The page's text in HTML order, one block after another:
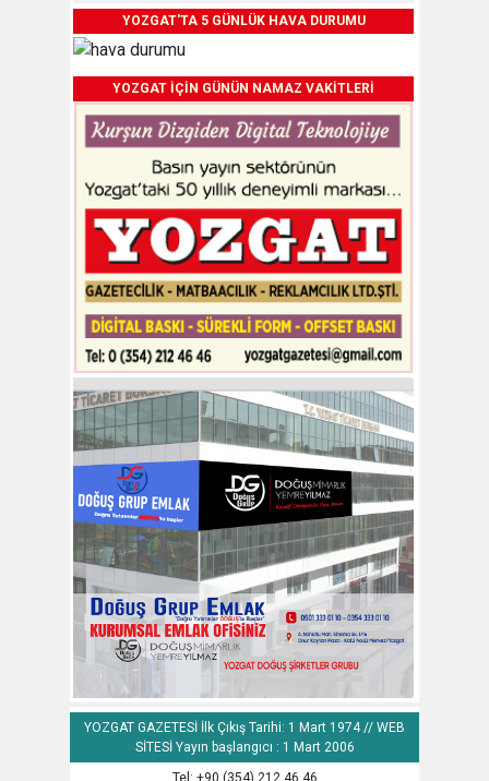
YOZGAT'TA 5 GÜNLÜK HAVA DURUMU
YOZGAT İÇİN GÜNÜN NAMAZ VAKİTLERİ
YOZGAT GAZETESİ İlk Çıkış Tarihi: 1 Mart 1974 // WEB
SİTESİ Yayın başlangıcı : 1 Mart 2006